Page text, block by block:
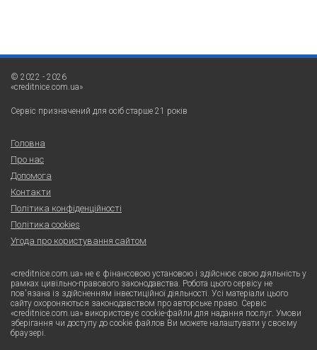
© 2022 - 2026
«creditnice.com.ua»
Сервіс призначений для осіб старше 21 років
Головна
Про нас
Допомога
Контакти
Політика конфіденційності
Політика cookies
Угода про користування сайтом
«creditnice.com.ua» не є фінансовою установою і здійснює свою діяльність у
рамках цивільно-правового законодавства. Робота цього сервісу не
пов'язана із здійсненням інвестиційної діяльності. Усі матеріали цього
сайту охороняються законодавством про авторське право. Сервіс
«creditnice.com.ua» використовує cookie-файли для надання послуг. Умови
зберігання чи доступу до cookie файлов Ви можете налаштувати у своєму
браузері.